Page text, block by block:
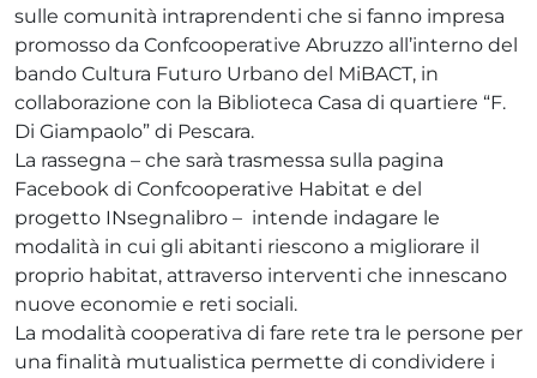
sulle comunità intraprendenti che si fanno impresa
promosso da Confcooperative Abruzzo all’interno del
bando Cultura Futuro Urbano del MiBACT, in
collaborazione con la Biblioteca Casa di quartiere “F.
Di Giampaolo” di Pescara.
La rassegna – che sarà trasmessa sulla pagina
Facebook di Confcooperative Habitat e del
progetto INsegnalibro – intende indagare le
modalità in cui gli abitanti riescono a migliorare il
proprio habitat, attraverso interventi che innescano
nuove economie e reti sociali.
La modalità cooperativa di fare rete tra le persone per
una finalità mutualistica permette di condividere i